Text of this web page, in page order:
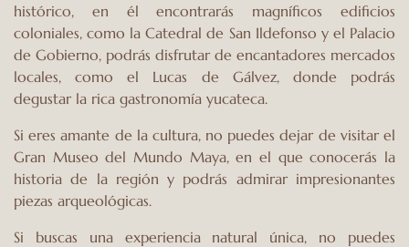
histórico, en él encontrarás magníficos edificios
coloniales, como la Catedral de San Ildefonso y el Palacio
de Gobierno, podrás disfrutar de encantadores mercados
locales, como el Lucas de Gálvez, donde podrás
degustar la rica gastronomía yucateca.
Si eres amante de la cultura, no puedes dejar de visitar el
Gran Museo del Mundo Maya, en el que conocerás la
historia de la región y podrás admirar impresionantes
piezas arqueológicas.
Si buscas una experiencia natural única, no puedes